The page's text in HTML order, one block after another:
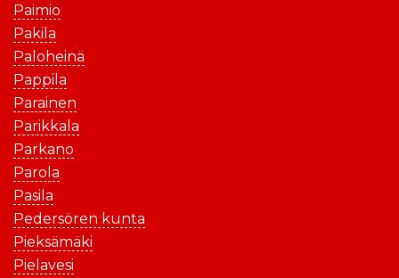
Paimio
Pakila
Paloheinä
Pappila
Parainen
Parikkala
Parkano
Parola
Pasila
Pedersören kunta
Pieksämäki
Pielavesi